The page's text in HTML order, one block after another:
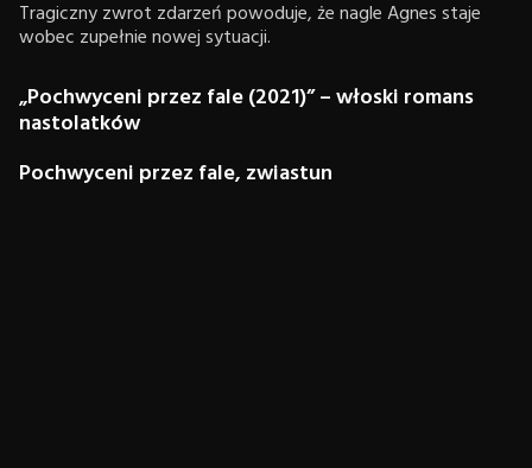
Tragiczny zwrot zdarzeń powoduje, że nagle Agnes staje
wobec zupełnie nowej sytuacji.
„Pochwyceni przez fale (2021)” – włoski romans
nastolatków
Pochwyceni przez fale, zwiastun